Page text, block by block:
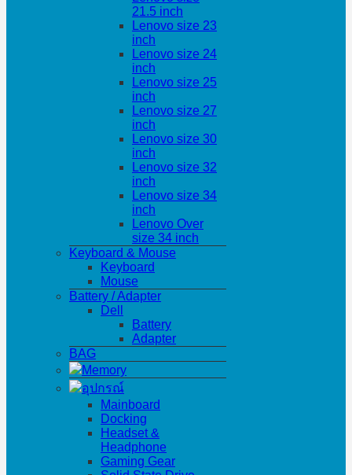
21.5 inch
Lenovo size 23
inch
Lenovo size 24
inch
Lenovo size 25
inch
Lenovo size 27
inch
Lenovo size 30
inch
Lenovo size 32
inch
Lenovo size 34
inch
Lenovo Over
size 34 inch
Keyboard & Mouse
Keyboard
Mouse
Battery / Adapter
Dell
Battery
Adapter
BAG
Memory
อุปกรณ์
Mainboard
Docking
Headset &
Headphone
Gaming Gear